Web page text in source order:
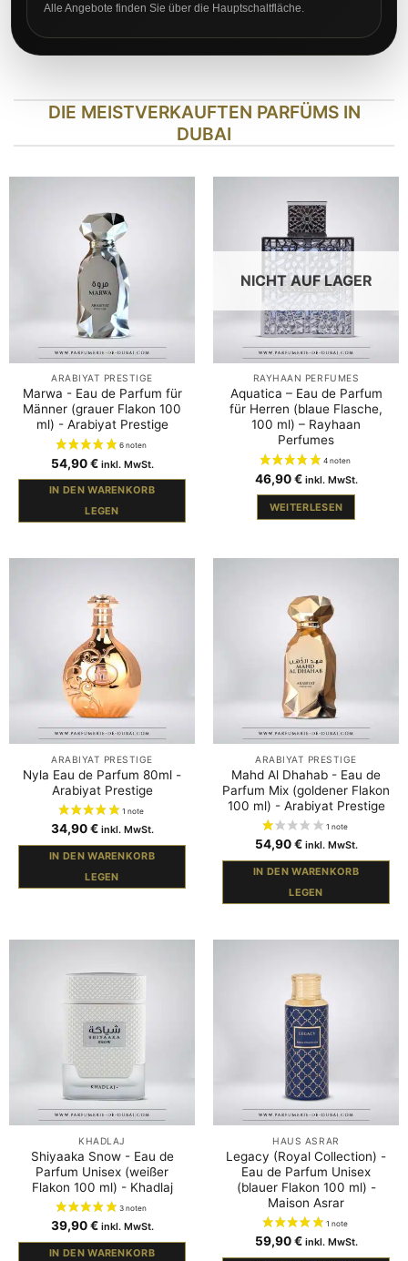
Alle Angebote finden Sie über die Hauptschaltfläche.
DIE MEISTVERKAUFTEN PARFÜMS IN
DUBAI
ARABIYAT PRESTIGE
Marwa - Eau de Parfum für
Männer (grauer Flakon 100
ml) - Arabiyat Prestige
54,90€ inkl. MwSt.
IN DEN WARENKORB
LEGEN
NICHT AUF LAGER
RAYHAAN PERFUMES
Aquatica – Eau de Parfum
für Herren (blaue Flasche,
100 ml) – Rayhaan
Perfumes
46,90€ inkl. MwSt.
WEITERLESEN
ARABIYAT PRESTIGE
Nyla Eau de Parfum 80ml -
Arabiyat Prestige
34,90€ inkl. MwSt.
IN DEN WARENKORB
LEGEN
ARABIYAT PRESTIGE
Mahd Al Dhahab - Eau de
Parfum Mix (goldener Flakon
100 ml) - Arabiyat Prestige
54,90€ inkl. MwSt.
IN DEN WARENKORB
LEGEN
KHADLAJ
Shiyaaka Snow - Eau de
Parfum Unisex (weißer
Flakon 100 ml) - Khadlaj
39,90€ inkl. MwSt.
IN DEN WARENKORB
HAUS ASRAR
Legacy (Royal Collection) -
Eau de Parfum Unisex
(blauer Flakon 100 ml) -
Maison Asrar
59,90€ inkl. MwSt.